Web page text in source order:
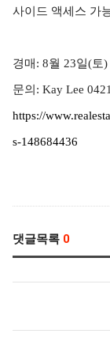
사이드 액세스 가
경매: 8월 23일(토
문의: Kay Lee
https://
s-148684436
댓글목록 0